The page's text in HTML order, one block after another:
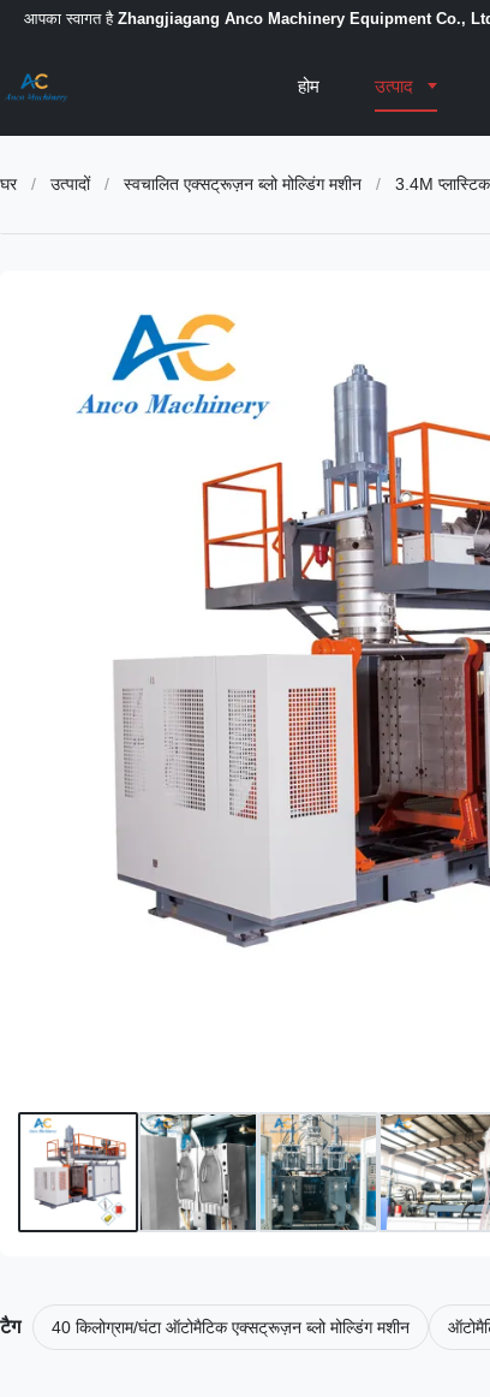
आपका स्वागत है Zhangjiagang Anco Machinery Equipment Co.,
होम उत्पाद
घर / उत्पादों / स्वचालित एक्सट्रूज़न ब्लो मोल्डिंग मशीन / 3.4M
टैग 40 किलोग्राम/घंटा ऑटोमैटिक एक्सट्रूज़न ब्लो मोल्डिंग मशीन